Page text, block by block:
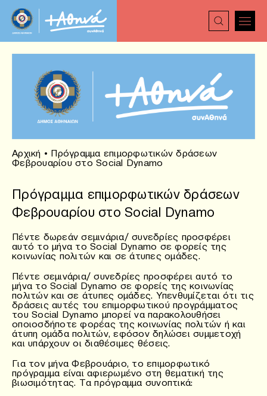
Αρχική • Πρόγραμμα επιμορφωτικών δράσεων
Φεβρουαρίου στο Social Dynamo
Πρόγραμμα επιμορφωτικών δράσεων
Φεβρουαρίου στο Social Dynamo
Πέντε δωρεάν σεμινάρια/ συνεδρίες προσφέρει
αυτό το μήνα το Social Dynamo σε φορείς της
κοινωνίας πολιτών και σε άτυπες ομάδες.
Πέντε σεμινάρια/ συνεδρίες προσφέρει αυτό το
μήνα το Social Dynamo σε φορείς της κοινωνίας
πολιτών και σε άτυπες ομάδες. Υπενθυμίζεται ότι τις
δράσεις αυτές του επιμορφωτικού προγράμματος
του Social Dynamo μπορεί να παρακολουθήσει
οποιοσδήποτε φορέας της κοινωνίας πολιτών ή και
άτυπη ομάδα πολιτών, εφόσον δηλώσει συμμετοχή
και υπάρχουν οι διαθέσιμες θέσεις.
Για τον μήνα Φεβρουάριο, το επιμορφωτικό
πρόγραμμα είναι αφιερωμένο στη θεματική της
βιωσιμότητας. Τα πρόγραμμα συνοπτικά: